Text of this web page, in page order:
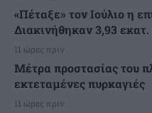
«Πέταξε» τον Ιούλιο η
Διακινήθηκαν 3,93 εκατ.
11 ώρες πριν
Μέτρα προστασίας του
εκτεταμένες πυρκαγιές
11 ώρες πριν